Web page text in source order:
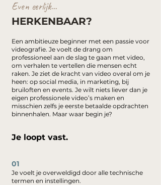
Even eerlijk...
HERKENBAAR?
Een ambitieuze beginner met een passie voor
videografie. Je voelt de drang om
professioneel aan de slag te gaan met video,
om verhalen te vertellen die mensen echt
raken. Je ziet de kracht van video overal om je
heen: op social media, in marketing, bij
bruiloften en events. Je wilt niets liever dan je
eigen professionele video’s maken en
misschien zelfs je eerste betaalde opdrachten
binnenhalen. Maar waar begin je?
Je loopt vast.
01
Je voelt je overweldigd door alle technische
termen en instellingen.